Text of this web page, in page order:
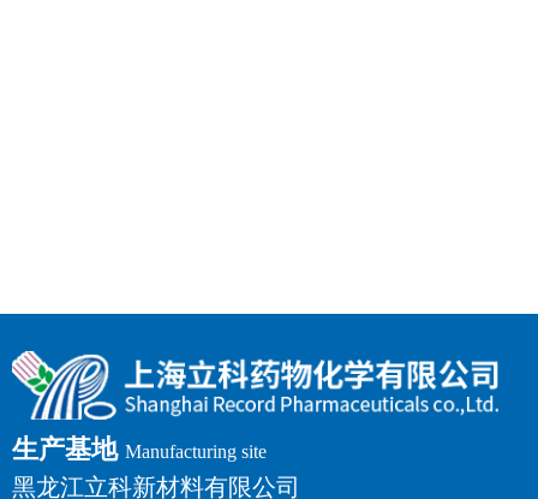
生产基地 Manufacturing site
黑龙江立科新材料有限公司